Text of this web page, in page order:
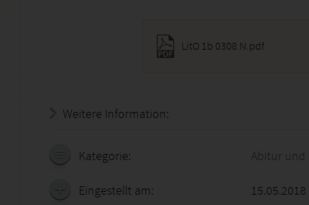
LitO 1b 0308 N.pdf
Weitere Information:
Kategorie: Abitur und
Eingestellt am: